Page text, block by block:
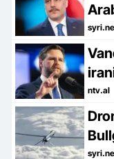
ntv.al